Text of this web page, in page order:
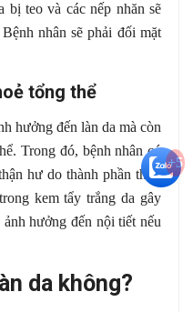
bị teo và các nếp nhăn sẽ
nhân sẽ phải đối mặt
tổng thể
hưởng đến làn da mà còn
Trong đó, bệnh nhân có
hư do thành phần thuỷ
kem tẩy trắng da gây
hưởng đến nội tiết nếu
da không?
+5